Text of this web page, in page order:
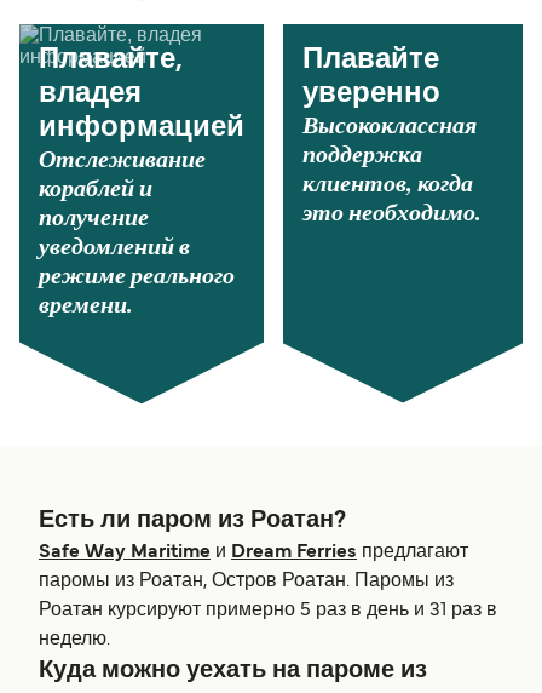
Плавайте,
владея
информацией
Отслеживание
кораблей и
получение
уведомлений в
режиме реального
времени.
Плавайте
уверенно
Высококлассная
поддержка
клиентов, когда
это необходимо.
Есть ли паром из Роатан?
Safe Way Maritime и Dream Ferries предлагают
паромы из Роатан, Остров Роатан. Паромы из
Роатан курсируют примерно 5 раз в день и 31 раз в
неделю.
Куда можно уехать на пароме из